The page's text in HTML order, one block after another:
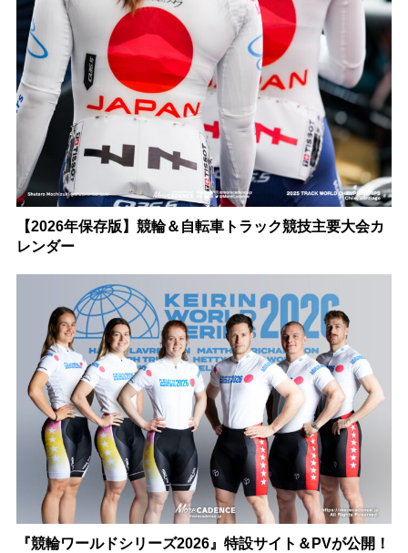
【2026年保存版】競輪＆自転車トラック競技主要大会カ
レンダー
『競輪ワールドシリーズ2026』特設サイト＆PVが公開！